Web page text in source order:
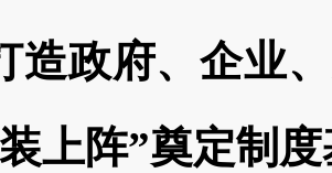
造政府、企业
上阵”奠定制